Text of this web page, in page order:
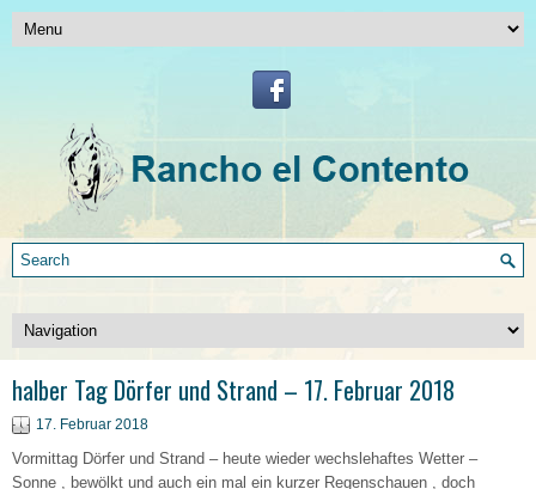
halber Tag Dörfer und Strand – 17. Februar 2018
17. Februar 2018
Vormittag Dörfer und Strand – heute wieder wechslehaftes Wetter –
Sonne , bewölkt und auch ein mal ein kurzer Regenschauen , doch